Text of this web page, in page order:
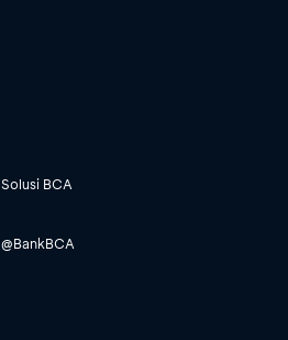
Solusi BCA
@BankBCA